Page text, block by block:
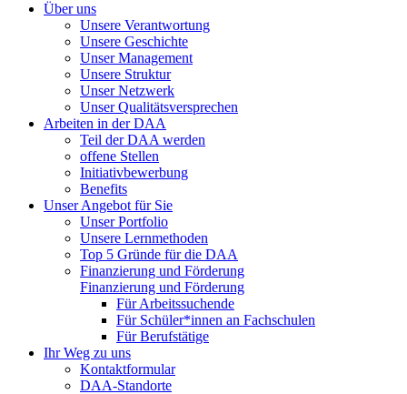
Über uns
Unsere Verantwortung
Unsere Geschichte
Unser Management
Unsere Struktur
Unser Netzwerk
Unser Qualitätsversprechen
Arbeiten in der DAA
Teil der DAA werden
offene Stellen
Initiativbewerbung
Benefits
Unser Angebot für Sie
Unser Portfolio
Unsere Lernmethoden
Top 5 Gründe für die DAA
Finanzierung und Förderung
Finanzierung und Förderung
Für Arbeitssuchende
Für Schüler*innen an Fachschulen
Für Berufstätige
Ihr Weg zu uns
Kontaktformular
DAA-Standorte